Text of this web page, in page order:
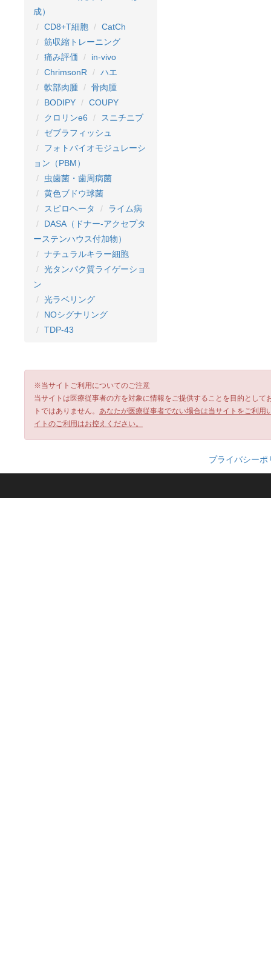
成）
CD8+T細胞
CatCh
筋収縮トレーニング
痛み評価
in-vivo
ChrimsonR
ハエ
軟部肉腫
骨肉腫
BODIPY
COUPY
クロリンe6
スニチニブ
ゼブラフィッシュ
フォトバイオモジュレーシ
ョン（PBM）
虫歯菌・歯周病菌
黄色ブドウ球菌
スピロヘータ
ライム病
DASA（ドナー-アクセプタ
ーステンハウス付加物）
ナチュラルキラー細胞
光タンパク質ライゲーショ
ン
光ラベリング
NOシグナリング
TDP-43
※当サイトご利用についてのご注意
当サイトは医療従事者の方を対象に情報をご提供することを目的とし
トではありません。 あなたが医療従事者でない場合は当サイトをご利
イトのご利用はお控えください。
プライバシーポ